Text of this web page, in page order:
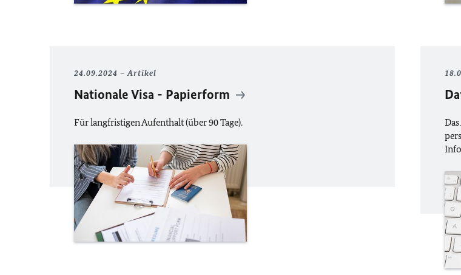
24.09.2024 Artikel
Nationale Visa - Papierform
Für langfristigen Aufenthalt (über 90 Tage).